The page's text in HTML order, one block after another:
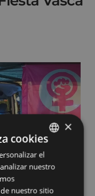
BASQUE
SPANISH
×
cookies
el
nuestro
nuestro sitio